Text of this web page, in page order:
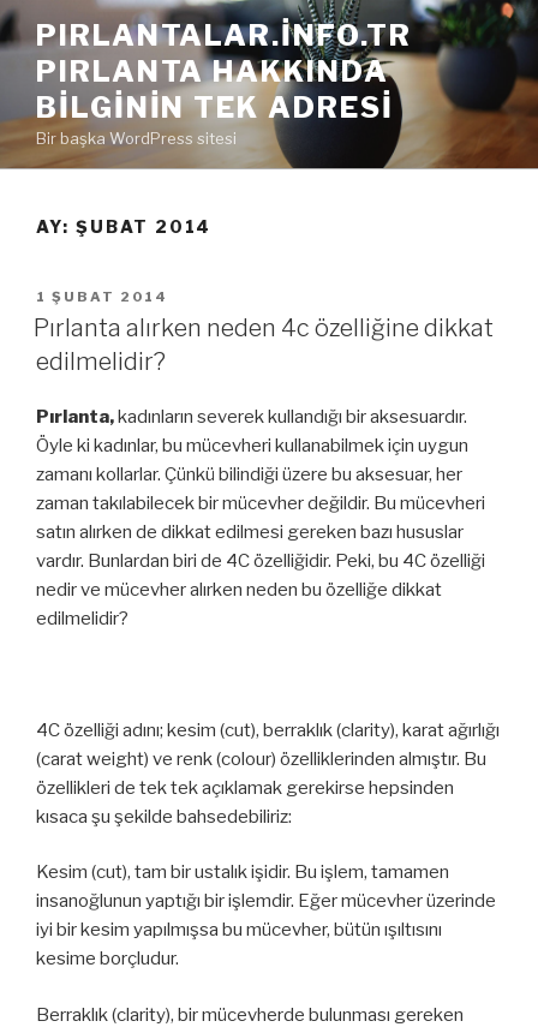
İçeriğe
geç PIRLANTALAR.INFO.TR
PIRLANTA HAKKINDA
BILGININ TEK ADRESI
Bir başka WordPress sitesi
AY: ŞUBAT 2014
YAYIM
TARIHI
1 ŞUBAT 2014
Pırlanta alırken neden 4c özelliğine dikkat
edilmelidir?
Pırlanta,kadınların severek kullandığı bir aksesuardır.
Öyle ki kadınlar, bu mücevheri kullanabilmek için uygun
zamanı kollarlar. Çünkü bilindiği üzere bu aksesuar, her
zaman takılabilecek bir mücevher değildir. Bu mücevheri
satın alırken de dikkat edilmesi gereken bazı hususlar
vardır. Bunlardan biri de 4C özelliğidir. Peki, bu 4C özelliği
nedir ve mücevher alırken neden bu özelliğe dikkat
edilmelidir?
4C özelliği adını; kesim (cut), berraklık (clarity), karat ağırlığı
(carat weight) ve renk (colour) özelliklerinden almıştır. Bu
özellikleri de tek tek açıklamak gerekirse hepsinden
kısaca şu şekilde bahsedebiliriz:
Kesim (cut), tam bir ustalık işidir. Bu işlem, tamamen
insanoğlunun yaptığı bir işlemdir. Eğer mücevher üzerinde
iyi bir kesim yapılmışsa bu mücevher, bütün ışıltısını
kesime borçludur.
Berraklık (clarity), bir mücevherde bulunması gereken